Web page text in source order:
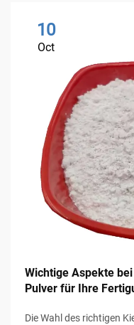
10
Oct
Wichtige Aspekte
Pulver für Ihre
Die Wahl des richtigen